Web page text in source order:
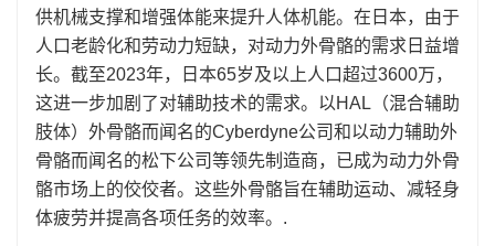
供机械支撑和增强体能来提升人体机能。在日本，由于
人口老龄化和劳动力短缺，对动力外骨骼的需求日益增
长。截至2023年，日本65岁及以上人口超过3600万，
这进一步加剧了对辅助技术的需求。以HAL（混合辅助
肢体）外骨骼而闻名的Cyber​​dyne公司和以动力辅助外
骨骼而闻名的松下公司等领先制造商，已成为动力外骨
骼市场上的佼佼者。这些外骨骼旨在辅助运动、减轻身
体疲劳并提高各项任务的效率。.